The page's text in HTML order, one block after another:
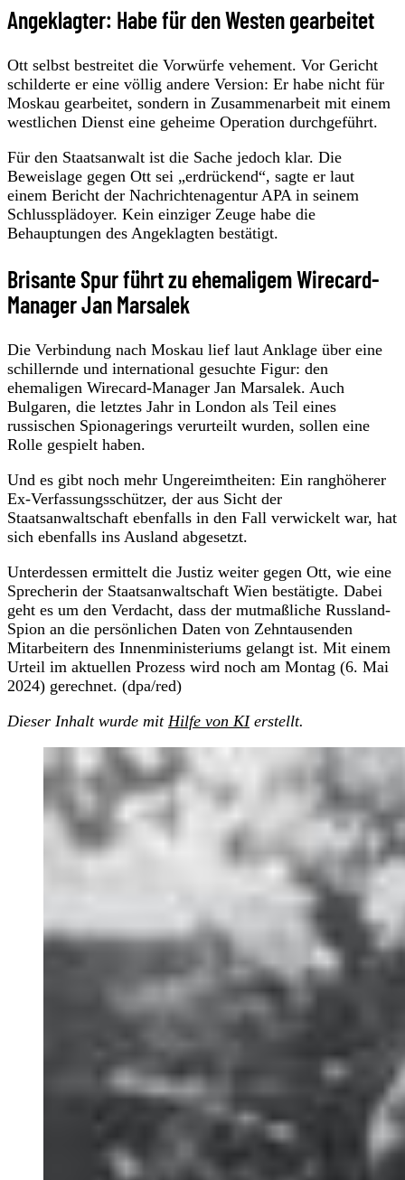
Angeklagter: Habe für den Westen gearbeitet
Ott selbst bestreitet die Vorwürfe vehement. Vor Gericht
schilderte er eine völlig andere Version: Er habe nicht für
Moskau gearbeitet, sondern in Zusammenarbeit mit einem
westlichen Dienst eine geheime Operation durchgeführt.
Für den Staatsanwalt ist die Sache jedoch klar. Die
Beweislage gegen Ott sei „erdrückend“, sagte er laut
einem Bericht der Nachrichtenagentur APA in seinem
Schlussplädoyer. Kein einziger Zeuge habe die
Behauptungen des Angeklagten bestätigt.
Brisante Spur führt zu ehemaligem Wirecard-
Manager Jan Marsalek
Die Verbindung nach Moskau lief laut Anklage über eine
schillernde und international gesuchte Figur: den
ehemaligen Wirecard-Manager Jan Marsalek. Auch
Bulgaren, die letztes Jahr in London als Teil eines
russischen Spionagerings verurteilt wurden, sollen eine
Rolle gespielt haben.
Und es gibt noch mehr Ungereimtheiten: Ein ranghöherer
Ex-Verfassungsschützer, der aus Sicht der
Staatsanwaltschaft ebenfalls in den Fall verwickelt war, hat
sich ebenfalls ins Ausland abgesetzt.
Unterdessen ermittelt die Justiz weiter gegen Ott, wie eine
Sprecherin der Staatsanwaltschaft Wien bestätigte. Dabei
geht es um den Verdacht, dass der mutmaßliche Russland-
Spion an die persönlichen Daten von Zehntausenden
Mitarbeitern des Innenministeriums gelangt ist. Mit einem
Urteil im aktuellen Prozess wird noch am Montag (6. Mai
2024) gerechnet. (dpa/red)
Dieser Inhalt wurde mit Hilfe von KIerstellt.